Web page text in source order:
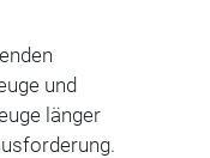
und
länger